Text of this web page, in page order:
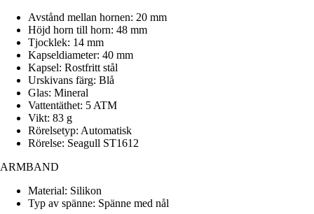
Avstånd mellan hornen: 20 mm
Höjd horn till horn: 48 mm
Tjocklek: 14 mm
Kapseldiameter: 40 mm
Kapsel: Rostfritt stål
Urskivans färg: Blå
Glas: Mineral
Vattentäthet: 5 ATM
Vikt: 83 g
Rörelsetyp: Automatisk
Rörelse: Seagull ST1612
ARMBAND
Material: Silikon
Typ av spänne: Spänne med nål